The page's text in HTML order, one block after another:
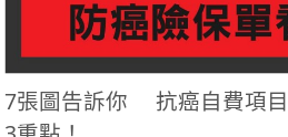
7張圖告訴你 抗癌自費項